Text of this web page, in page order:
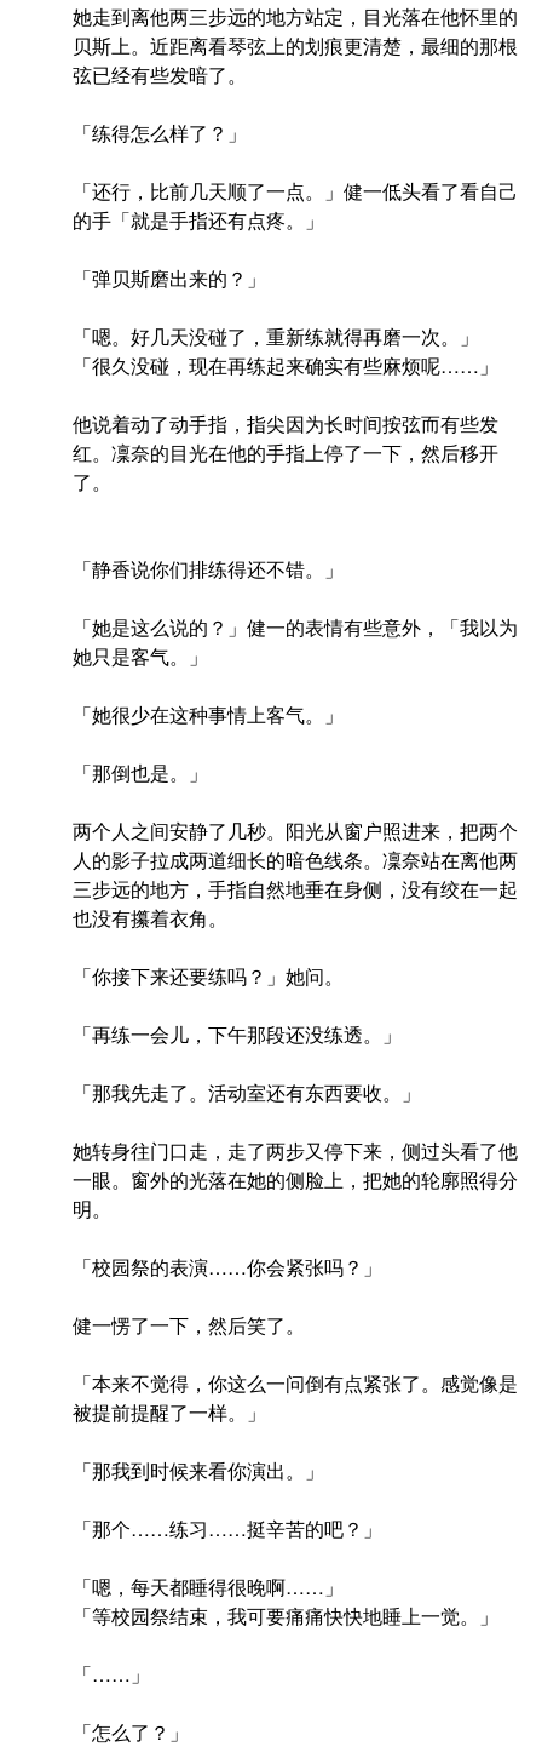
她走到离他两三步远的地方站定，目光落在他怀里的
贝斯上。近距离看琴弦上的划痕更清楚，最细的那根
弦已经有些发暗了。
「练得怎么样了？」
「还行，比前几天顺了一点。」健一低头看了看自己
的手「就是手指还有点疼。」
「弹贝斯磨出来的？」
「嗯。好几天没碰了，重新练就得再磨一次。」
「很久没碰，现在再练起来确实有些麻烦呢……」
他说着动了动手指，指尖因为长时间按弦而有些发
红。凜奈的目光在他的手指上停了一下，然后移开
了。
「静香说你们排练得还不错。」
「她是这么说的？」健一的表情有些意外，「我以为
她只是客气。」
「她很少在这种事情上客气。」
「那倒也是。」
两个人之间安静了几秒。阳光从窗户照进来，把两个
人的影子拉成两道细长的暗色线条。凜奈站在离他两
三步远的地方，手指自然地垂在身侧，没有绞在一起
也没有攥着衣角。
「你接下来还要练吗？」她问。
「再练一会儿，下午那段还没练透。」
「那我先走了。活动室还有东西要收。」
她转身往门口走，走了两步又停下来，侧过头看了他
一眼。窗外的光落在她的侧脸上，把她的轮廓照得分
明。
「校园祭的表演……你会紧张吗？」
健一愣了一下，然后笑了。
「本来不觉得，你这么一问倒有点紧张了。感觉像是
被提前提醒了一样。」
「那我到时候来看你演出。」
「那个……练习……挺辛苦的吧？」
「嗯，每天都睡得很晚啊……」
「等校园祭结束，我可要痛痛快快地睡上一觉。」
「……」
「怎么了？」